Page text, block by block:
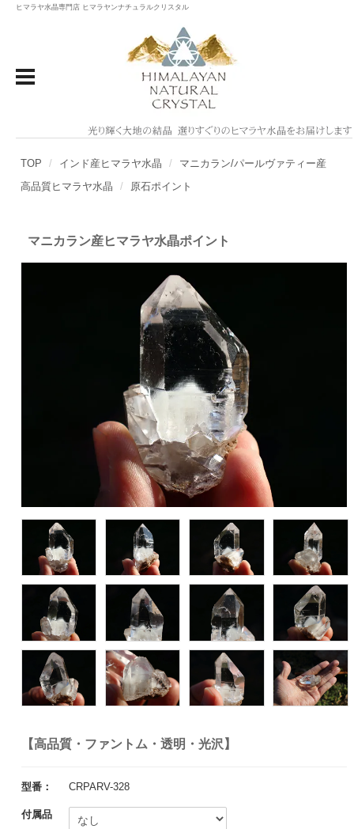
ヒマラヤ水晶専門店 ヒマラヤンナチュラルクリスタル
TOP インド産ヒマラヤ水晶
マニカラン/パールヴァティー産
高品質ヒマラヤ水晶
原石ポイント
マニカラン産ヒマラヤ水晶ポイント
【高品質・ファントム・透明・光沢】
型番： CRPARV-328
付属品